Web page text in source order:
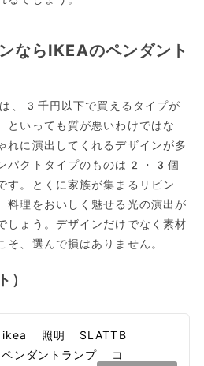
ならIKEAのペンダント
、3千円以下で買えるタイプが
といっても質が悪いわけではな
れに演出してくれるデザインが多
パクトタイプのものは2・3個
す。とくに家族が集まるリビン
料理をおいしく魅せる光の演出が
しょう。デザインだけでなく素材
そ、選んで損はありません。
）